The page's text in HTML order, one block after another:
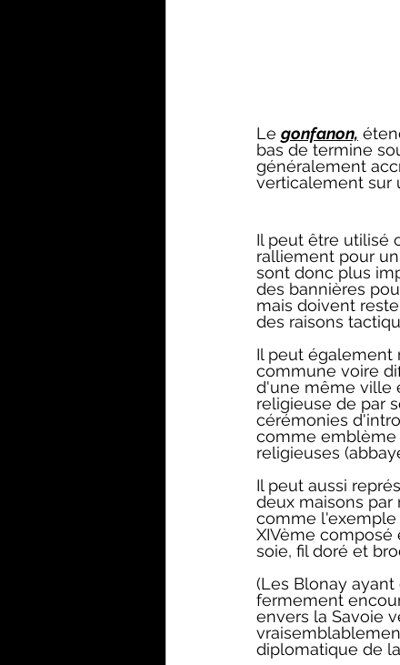
Le gonfanon,
bas de termine
généralement
verticalement sur
Il peut être utilisé
ralliement pour
sont donc plus
des bannières
mais doivent
des raisons
Il peut également
commune voire
d'une même ville
religieuse de par
cérémonies
comme emblème
religieuses
Il peut aussi
deux maisons
comme
XIVème composé
soie, fil doré et
(Les Blonay
fermement
envers la Savoie
diplomatique de